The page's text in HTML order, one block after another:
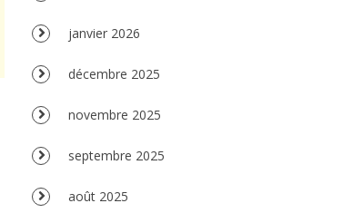
janvier 2026
décembre 2025
novembre 2025
septembre 2025
août 2025